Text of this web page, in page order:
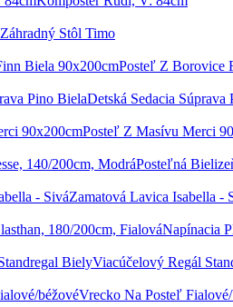
Záhradný Stôl Timo
Posteľ Z Borovice
Detská Sedacia Súprava
Posteľ Z Masívu Merci
Posteľná
Zamatová Lavica Isabella -
Napínacia
Viacúčelový Regál
Vrecko Na Posteľ